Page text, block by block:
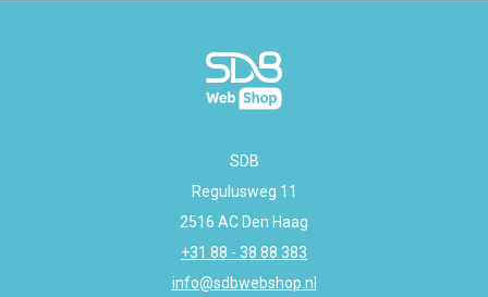
SDB
Regulusweg 11
2516 AC Den Haag
+31 88 - 38 88 383
info@sdbwebshop.nl